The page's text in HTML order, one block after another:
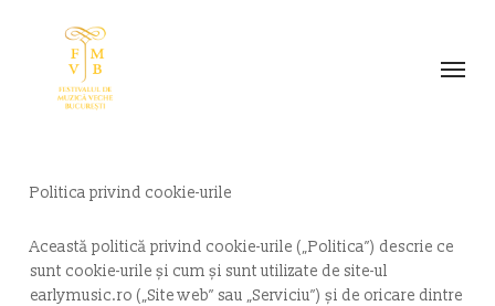
Menu
Politica privind cookie-urile
Această politică privind cookie-urile („Politica”) descrie ce
sunt cookie-urile și cum și sunt utilizate de site-ul
earlymusic.ro („Site web” sau „Serviciu”) și de oricare dintre